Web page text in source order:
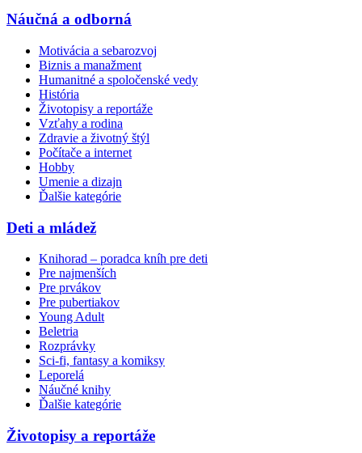
Náučná a odborná
Motivácia a sebarozvoj
Biznis a manažment
Humanitné a spoločenské vedy
História
Životopisy a reportáže
Vzťahy a rodina
Zdravie a životný štýl
Počítače a internet
Hobby
Umenie a dizajn
Ďalšie kategórie
Deti a mládež
Knihorad – poradca kníh pre deti
Pre najmenších
Pre prvákov
Pre pubertiakov
Young Adult
Beletria
Rozprávky
Sci-fi, fantasy a komiksy
Leporelá
Náučné knihy
Ďalšie kategórie
Životopisy a reportáže